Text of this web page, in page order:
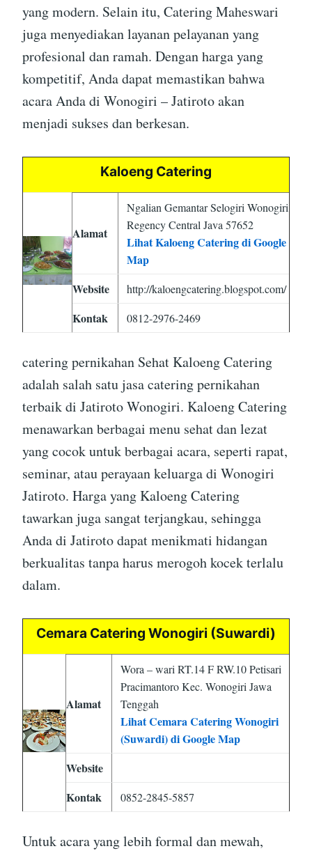
yang modern. Selain itu, Catering Maheswari
juga menyediakan layanan pelayanan yang
profesional dan ramah. Dengan harga yang
kompetitif, Anda dapat memastikan bahwa
acara Anda di Wonogiri – Jatiroto akan
menjadi sukses dan berkesan.
Kaloeng Catering
Alamat
Ngalian Gemantar Selogiri Wonogiri
Regency Central Java 57652
Lihat Kaloeng Catering di Google
Map
Website
http://kaloengcatering.blogspot.com/
Kontak 0812-2976-2469
catering pernikahan Sehat Kaloeng Catering
adalah salah satu jasa catering pernikahan
terbaik di Jatiroto Wonogiri. Kaloeng Catering
menawarkan berbagai menu sehat dan lezat
yang cocok untuk berbagai acara, seperti rapat,
seminar, atau perayaan keluarga di Wonogiri
Jatiroto. Harga yang Kaloeng Catering
tawarkan juga sangat terjangkau, sehingga
Anda di Jatiroto dapat menikmati hidangan
berkualitas tanpa harus merogoh kocek terlalu
dalam.
Cemara Catering Wonogiri (Suwardi)
Alamat
Wora – wari RT.14 F RW.10 Petisari
Pracimantoro Kec. Wonogiri Jawa
Tenggah
Lihat Cemara Catering Wonogiri
(Suwardi) di Google Map
Website
Kontak
0852-2845-5857
Untuk acara yang lebih formal dan mewah,